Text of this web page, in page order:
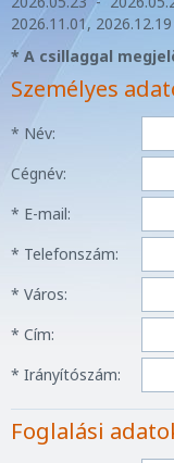
2026.11.01,
* A csillaggal
Személyes
* Név:
Cégnév:
* E-mail:
* Telefonszám:
* Város:
* Cím:
* Irányítószám:
Foglalási